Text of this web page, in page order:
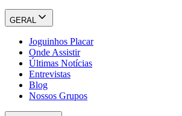
GERAL
Joguinhos Placar
Onde Assistir
Últimas Notícias
Entrevistas
Blog
Nossos Grupos